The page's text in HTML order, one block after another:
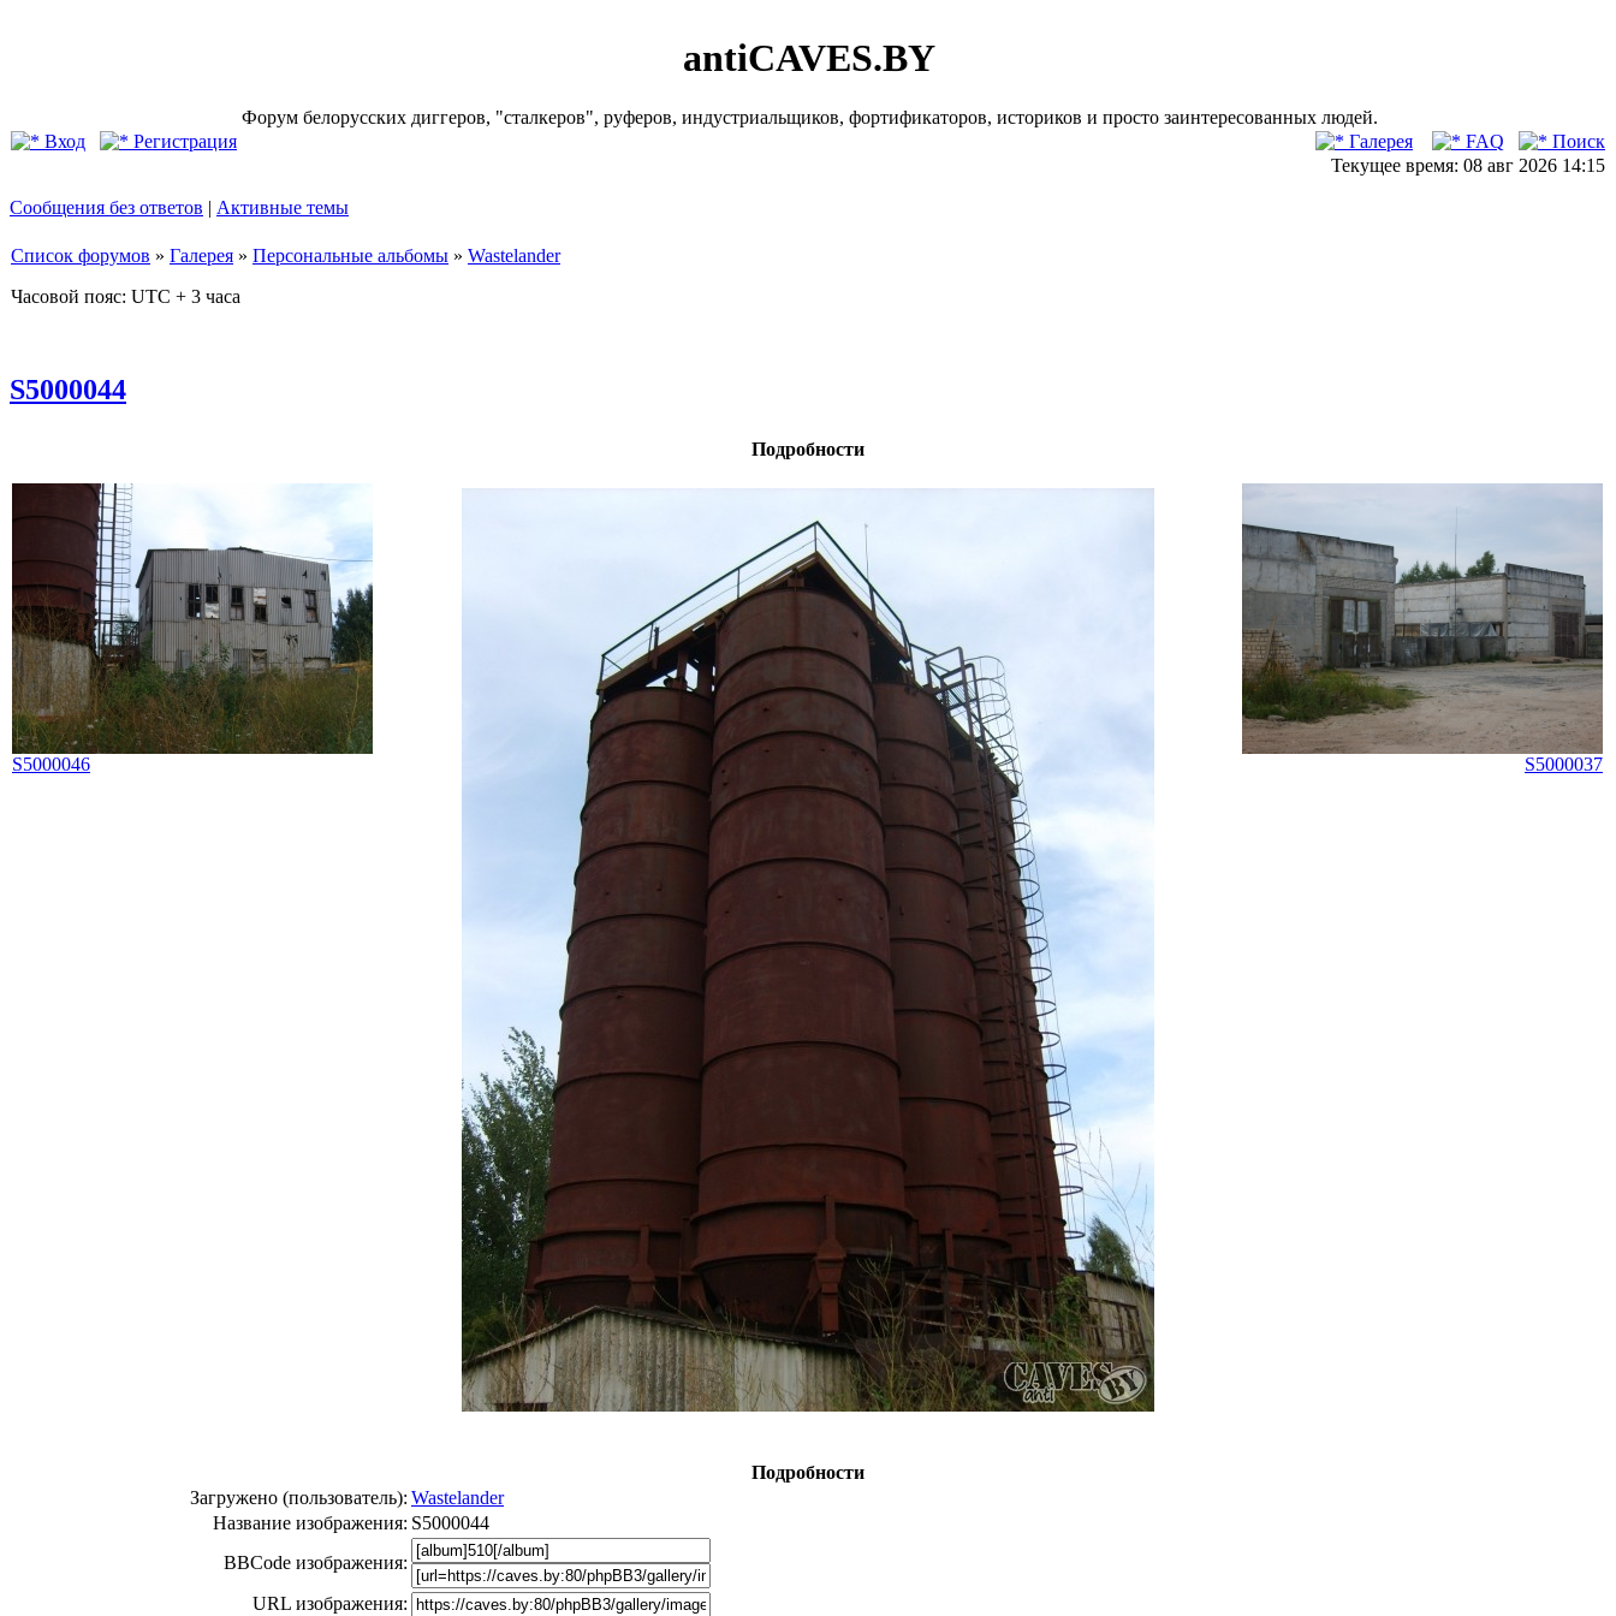
antiCAVES.BY
Форум белорусских диггеров, "сталкеров", руферов, индустриальщиков, фортификаторов, историков и просто заинтересованных людей.
Вход
Регистрация Галерея FAQ
Поиск
Текущее время: 08 авг 2026 14:15
Сообщения без ответов | Активные темы
Список форумов » Галерея » Персональные альбомы » Wastelander
Часовой пояс: UTC + 3 часа
S5000044
Подробности
S5000046 S5000037
Подробности
Загружено (пользователь): Wastelander
Название изображения: S5000044
BBCode изображения:
URL изображения: